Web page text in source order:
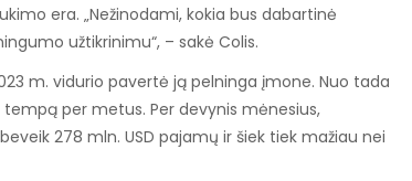
era. „Nežinodami, kokia bus dabartinė
užtikrinimu“, – sakė Colis.
m. vidurio pavertė ją pelninga įmone. Nuo tada
per metus. Per devynis mėnesius,
278 mln. USD pajamų ir šiek tiek mažiau nei